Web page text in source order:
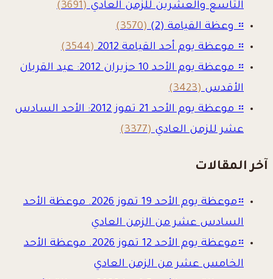
التاسع والعشرين للزمن العادي(3691)
። وعظة القيامة (2)
(3570)
። موعظة يوم أحد القيامة 2012
(3544)
።
موعظة يوم الأحد 10 حزيران 2012: عيد القربان
الأقدس(3423)
።
موعظة يوم الأحد 21 تموز 2012: الأحد السادس
عشر للزمن العادي(3377)
آخر المقالات
።
موعظة يوم الأحد 19 تموز 2026. موعظة الأحد
السادس عشر من الزمن العادي
።
موعظة يوم الأحد 12 تموز 2026. موعظة الأحد
الخامس عشر من الزمن العادي